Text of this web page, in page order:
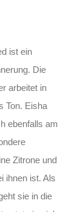
ist ein
Die
arbeitet in
Ton. Eisha
ebenfalls am
Zitrone und
ihnen ist. Als
sie in die